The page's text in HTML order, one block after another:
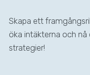
Skapa ett
öka intäkterna och
strategier!